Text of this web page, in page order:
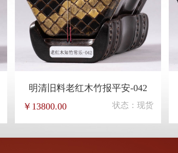
明清旧料老红木竹报平安-042
￥13800.00
状态：现货